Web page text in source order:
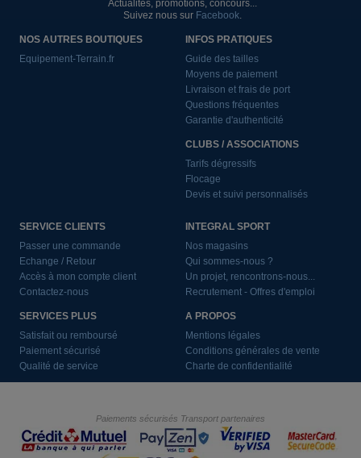
Actualités, promotions, concours...
Suivez nous sur Facebook.
NOS AUTRES BOUTIQUES
Equipement-Terrain.fr
INFOS PRATIQUES
Guide des tailles
Moyens de paiement
Livraison et frais de port
Questions fréquentes
Garantie d'authenticité
CLUBS / ASSOCIATIONS
Tarifs dégressifs
Flocage
Devis et suivi personnalisés
SERVICE CLIENTS
Passer une commande
Echange / Retour
Accès à mon compte client
Contactez-nous
SERVICES PLUS
Satisfait ou remboursé
Paiement sécurisé
Qualité de service
INTEGRAL SPORT
Nos magasins
Qui sommes-nous ?
Un projet, rencontrons-nous...
Recrutement - Offres d'emploi
A PROPOS
Mentions légales
Conditions générales de vente
Charte de confidentialité
Paiements sécurisés Transport partenaires